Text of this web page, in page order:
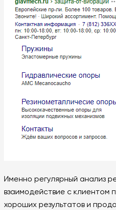
Именно регулярный анализ
взаимодействие с клиентом
хороших результатов и